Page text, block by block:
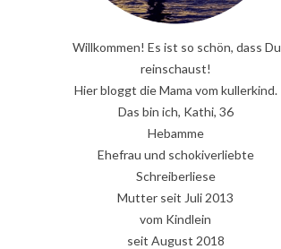
Willkommen! Es ist so schön, dass Du
reinschaust!
Hier bloggt die Mama vom kullerkind.
Das bin ich, Kathi, 36
Hebamme
Ehefrau und schokiverliebte
Schreiberliese
Mutter seit Juli 2013
vom Kindlein
seit August 2018